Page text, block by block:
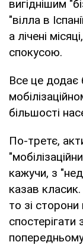
вигіднішим
"вілла в
а лічені
спокусою.
Все це додає
більшості
По-третє,
кажучи, з
казав
то зі